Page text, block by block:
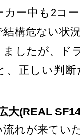
カー中も2コ
結構危ない状
ましたが、ド
、正しい判
大(REAL
流れが来てい